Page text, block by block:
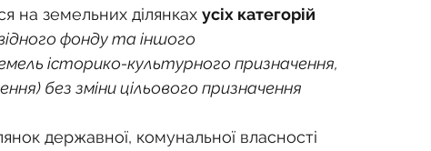
на земельних ділянках усіх категорій
фонду та іншого
історико-культурного призначення,
без зміни цільового призначення
державної, комунальної власності